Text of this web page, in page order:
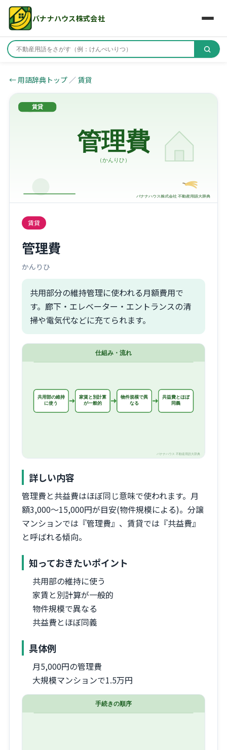
バナナハウス株式会社
← 用語辞典トップ ／ 賃貸
賃貸
管理費
かんりひ
共用部分の維持管理に使われる月額費用で
す。廊下・エレベーター・エントランスの清
掃や電気代などに充てられます。
詳しい内容
管理費と共益費はほぼ同じ意味で使われます。月
額3,000〜15,000円が目安(物件規模による)。分譲
マンションでは『管理費』、賃貸では『共益費』
と呼ばれる傾向。
知っておきたいポイント
共用部の維持に使う
家賃と別計算が一般的
物件規模で異なる
共益費とほぼ同義
具体例
月5,000円の管理費
大規模マンションで1.5万円